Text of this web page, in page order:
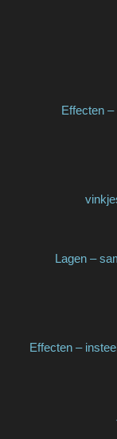
Effecten
Lagen –
Effecten –